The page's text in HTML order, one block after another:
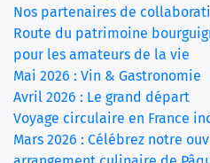
Nos partenaires de
Route du patrimoine
pour les amateurs de la vie
Mai 2026 : Vin & Gastronomie
Avril 2026 : Le grand départ
Voyage circulaire en France
Mars 2026 : Célébrez notre